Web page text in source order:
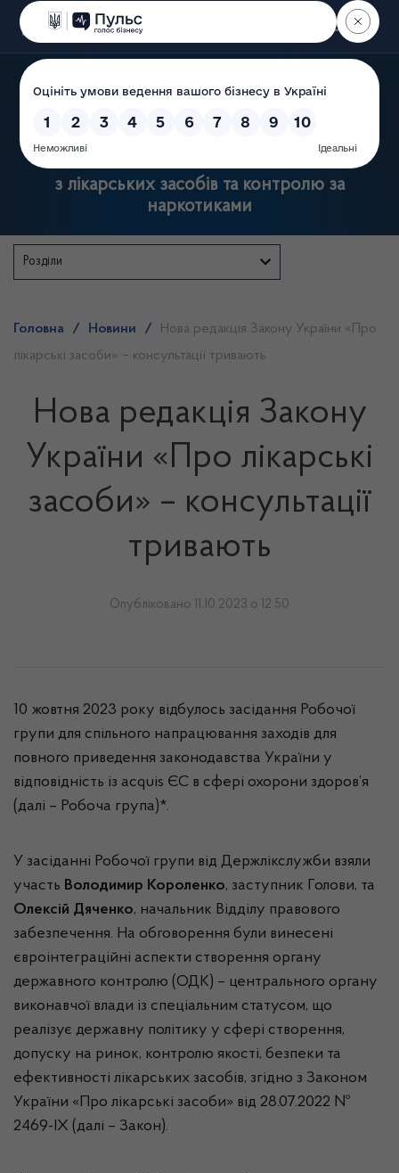
Пошук
Державна служба України
з лікарських засобів та контролю за
наркотиками
Розділи
Головна / Новини /
Нова редакція Закону України «Про
лікарські засоби» – консультації тривають
Нова редакція Закону
України «Про лікарські
засоби» – консультації
тривають
Опубліковано 11.10.2023 о 12:50
10 жовтня 2023 року відбулось засідання Робочої
групи для спільного напрацювання заходів для
повного приведення законодавства України у
відповідність із acquis ЄС в сфері охорони здоров’я
(далі – Робоча група)*.
У засіданні Робочої групи від Держлікслужби взяли
участь Володимир Короленко, заступник Голови, та
Олексій Дяченко, начальник Відділу правового
забезпечення. На обговорення були винесені
євроінтеграційні аспекти створення органу
державного контролю (ОДК) – центрального органу
виконавчої влади із спеціальним статусом, що
реалізує державну політику у сфері створення,
допуску на ринок, контролю якості, безпеки та
ефективності лікарських засобів, згідно з Законом
України «Про лікарські засоби» від 28.07.2022 №
2469-IX (далі – Закон).